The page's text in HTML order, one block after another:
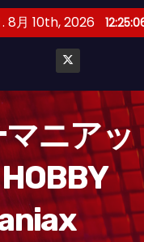
8月 10th, 2026
ニアッ